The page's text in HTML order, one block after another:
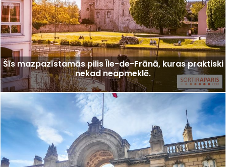
Šīs mazpazīstamās pilis Īle-de-Frānā, kuras praktiski
nekad neapmeklē.